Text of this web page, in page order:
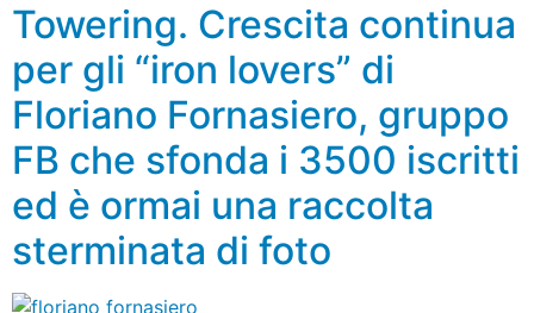
Towering. Crescita continua
per gli “iron lovers” di
Floriano Fornasiero, gruppo
FB che sfonda i 3500 iscritti
ed è ormai una raccolta
sterminata di foto